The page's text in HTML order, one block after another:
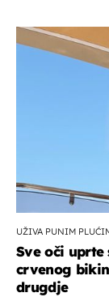
UŽIVA PUNIM
Sve oči uprte
crvenog
drugdje